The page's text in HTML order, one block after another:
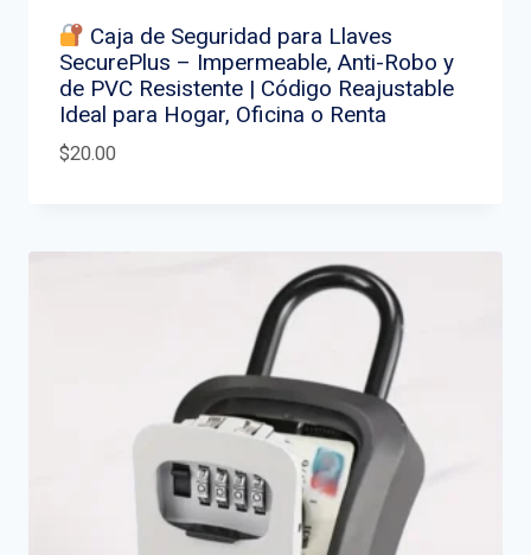
Caja de Seguridad para Llaves
SecurePlus – Impermeable, Anti-Robo y
de PVC Resistente | Código Reajustable
Ideal para Hogar, Oficina o Renta
$20.00